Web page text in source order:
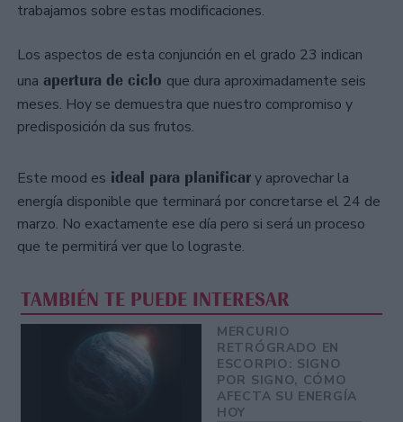
trabajamos sobre estas modificaciones.
Los aspectos de esta conjunción en el grado 23 indican
una apertura de ciclo que dura aproximadamente seis
meses. Hoy se demuestra que nuestro compromiso y
predisposición da sus frutos.
Este mood es ideal para planificary aprovechar la
energía disponible que terminará por concretarse el 24 de
marzo. No exactamente ese día pero si será un proceso
que te permitirá ver que lo lograste.
TAMBIÉN TE PUEDE INTERESAR
MERCURIO
RETRÓGRADO EN
ESCORPIO: SIGNO
POR SIGNO, CÓMO
AFECTA SU ENERGÍA
HOY